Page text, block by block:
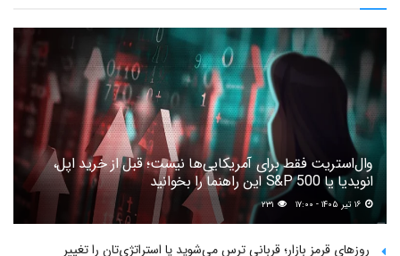
وال‌استریت فقط برای آمریکایی‌ها نیست؛ قبل از خرید اپل،
انویدیا یا S&P 500 این راهنما را بخوانید
۲۳۱
روزهای قرمز بازار؛ قربانی ترس می‌شوید یا استراتژی‌تان را تغییر